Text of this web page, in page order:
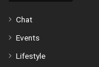
Chat
Events
Lifestyle